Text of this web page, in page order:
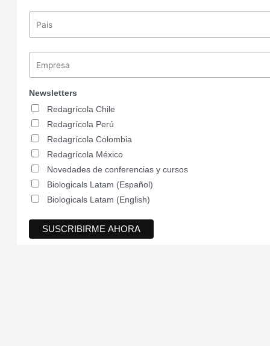
Newsletters
Redagrícola Chile
Redagrícola Perú
Redagrícola Colombia
Redagrícola México
Novedades de conferencias y cursos
Biologicals Latam (Español)
Biologicals Latam (English)